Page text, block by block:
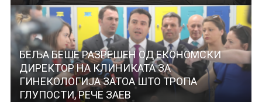
БЕЉА БЕШЕ РАЗРЕШЕН ОД ЕКОНОМСКИ
ДИРЕКТОР НА КЛИНИКАТА ЗА
ГИНЕКОЛОГИЈА ЗАТОА ШТО ТРОПА
ГЛУПОСТИ, РЕЧЕ ЗАЕВ